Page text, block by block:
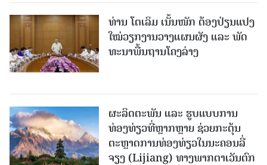
ທ່ານ ໂຕ​ເລິມ ເນັ້ນໜັກ ຕ້ອງ​ປ່ຽນ​ແປງ​
ໃໝ່​ວຽກ​ງານ​ວາງ​ແຜນ​ຜັງ ແລະ ​ພັດ​
ທະ​ນາ​ພື້ນ​ຖານ​ໂຄງ​ລ່າງ
ຜະລິດຕະພັນ ແລະ ຮູບແບບການ
ທ່ອງທ່ຽວທີ່ຫຼາກຫຼາຍ ຊ່ວຍກະຕຸ້ນ
ຕະຫຼາດການທ່ອງທ່ຽວໃນນະຄອນລີ່
ຈຽງ (Lijiang) ທາງພາກຕາເວັນຕົກ